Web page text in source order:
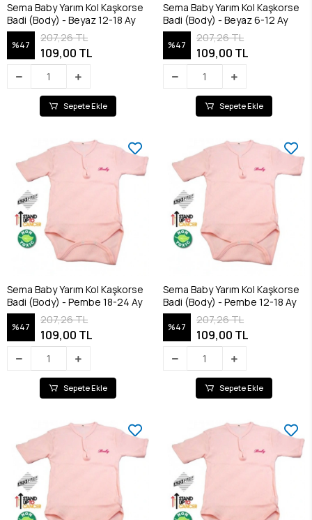
Sema Baby Yarım Kol Kaşkorse
Badi (Body) - Beyaz 12-18 Ay
%47
207,26 TL
109,00 TL
Sepete Ekle
Sema Baby Yarım Kol Kaşkorse
Badi (Body) - Beyaz 6-12 Ay
%47
207,26 TL
109,00 TL
Sepete Ekle
Sema Baby Yarım Kol Kaşkorse
Badi (Body) - Pembe 18-24 Ay
%47
207,26 TL
109,00 TL
Sepete Ekle
Sema Baby Yarım Kol Kaşkorse
Badi (Body) - Pembe 12-18 Ay
%47
207,26 TL
109,00 TL
Sepete Ekle